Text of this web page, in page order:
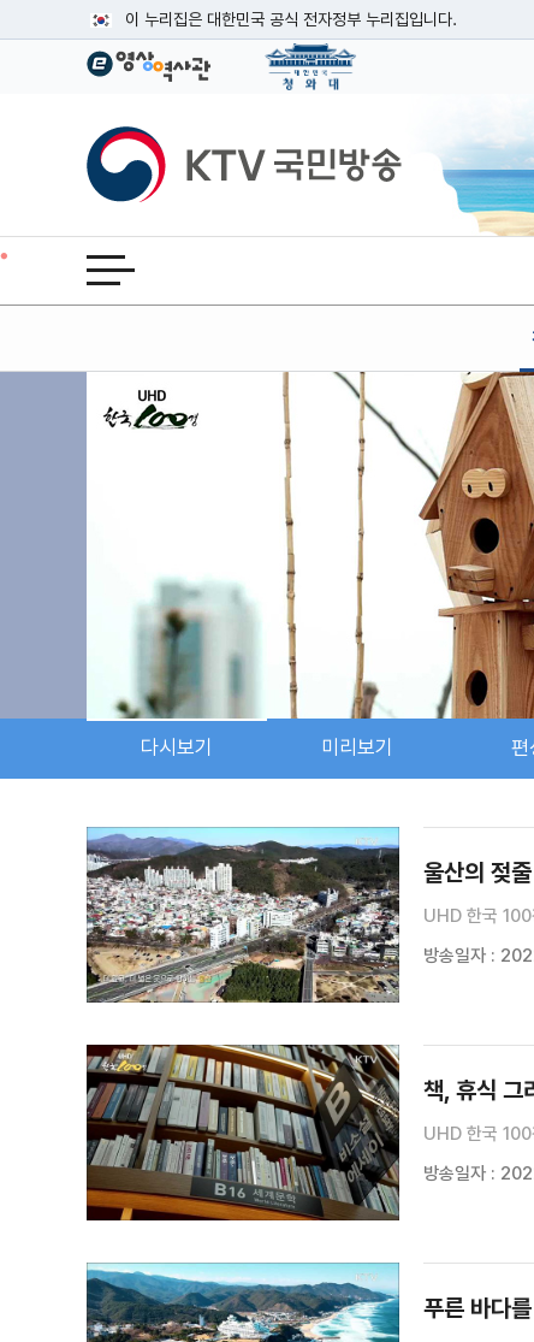
이 누리집은 대한민국 공식 전자정부 누리집입니다.
공식 누리집 주소 확인하기
이밖에 or.kr 또는 .kr등 다른 도메인 주소를 사용하고 있다면
운영중인 공식 누리집보기
KTV국민방송
전체메뉴 열기
다시보기 미리보기 편
울산의 젖
UHD 한국
방송일자 :
책, 휴식 그
UHD 한국
방송일자 :
푸른 바다
검색 조건
검색어 입력
검색